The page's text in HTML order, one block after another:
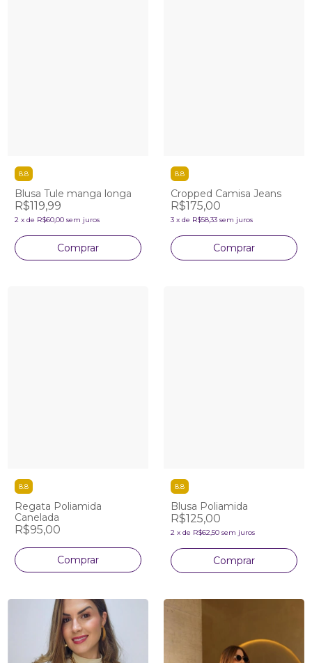
8.8
Blusa Tule manga longa
R$119,99
2 x de R$60,00 sem juros
Comprar
8.8
Cropped Camisa Jeans
R$175,00
3 x de R$58,33 sem juros
Comprar
8.8
Regata Poliamida
Canelada
R$95,00
Comprar
8.8
Blusa Poliamida
R$125,00
2 x de R$62,50 sem juros
Comprar